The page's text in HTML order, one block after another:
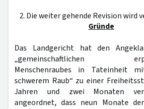
2. Die weiter gehende Revision wird
Gründe
Das Landgericht hat den
„gemeinschaftlichen
Menschenraubes in Tateinheit
schwerem Raub“ zu einer
Jahren und zwei Monaten
angeordnet, dass neun Monate